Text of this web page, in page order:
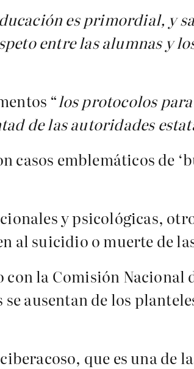
es primordial, y
entre las alumnas y
“los protocolos
de las autoridades
emblemáticos de
y psicológicas,
al suicidio o muerte de
la Comisión Nacional
ausentan de los
que es una de